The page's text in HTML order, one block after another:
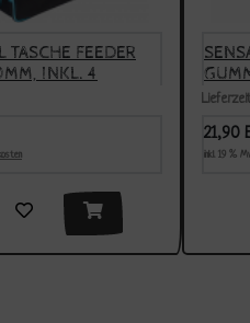
TASCHE FEEDER
INKL. 4
6MM
21,90
inkl. 19 %